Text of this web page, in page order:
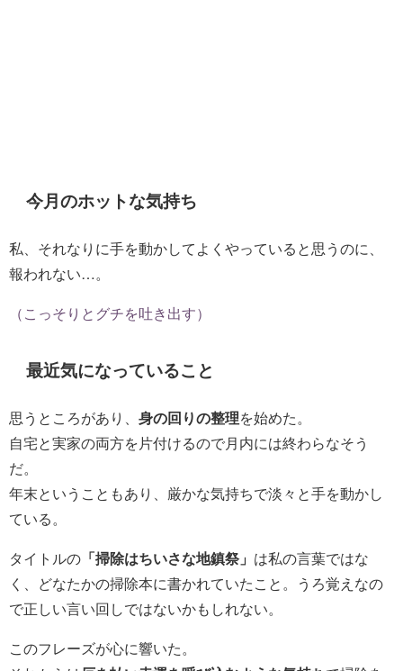
今月のホットな気持ち
私、それなりに手を動かしてよくやっていると思うのに、
報われない…。
（こっそりとグチを吐き出す）
最近気になっていること
思うところがあり、 身の回りの整理を始めた。
自宅と実家の両方を片付けるので月内には終わらなそう
だ。
年末ということもあり、厳かな気持ちで淡々と手を動かし
ている。
タイトルの 「掃除はちいさな地鎮祭」 は私の言葉ではな
く、どなたかの掃除本に書かれていたこと。うろ覚えなの
で正しい言い回しではないかもしれない。
このフレーズが心に響いた。